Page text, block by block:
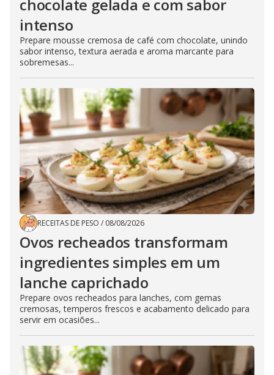
chocolate gelada e com sabor
intenso
Prepare mousse cremosa de café com chocolate, unindo
sabor intenso, textura aerada e aroma marcante para
sobremesas...
RECEITAS DE PESO / 08/08/2026
Ovos recheados transformam
ingredientes simples em um
lanche caprichado
Prepare ovos recheados para lanches, com gemas
cremosas, temperos frescos e acabamento delicado para
servir em ocasiões...